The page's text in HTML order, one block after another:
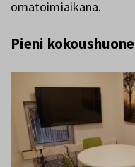
omatoimiaikana.
Pieni kokoushuone